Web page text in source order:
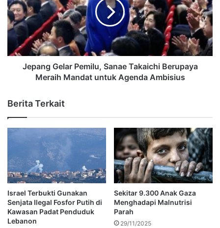
Jepang Gelar Pemilu, Sanae Takaichi Berupaya
Meraih Mandat untuk Agenda Ambisius
Berita Terkait
Israel Terbukti Gunakan
Senjata Ilegal Fosfor Putih di
Kawasan Padat Penduduk
Lebanon
Sekitar 9.300 Anak Gaza
Menghadapi Malnutrisi
Parah
29/11/2025